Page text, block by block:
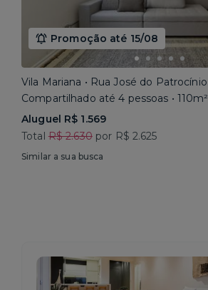
Promoção até 15/08
Vila Mariana • Rua José do Patrocínio
Compartilhado até 4 pessoas • 110m²
Aluguel R$ 1.569
Total R$ 2.630por R$ 2.625
Similar a sua busca